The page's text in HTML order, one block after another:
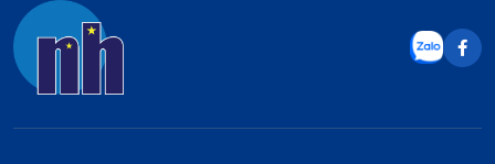
phẩm-dược phẩm, chất lượng cao,
hạn sử dụng 5-8 năm dễ dàng bảo
quản. Ứng dụng đa ngành nghề
như: thực phẩm, dược phẩm, mỹ
phẩm, Công nghiệp...
phẩm, chất
5-8 năm dễ dàng
dụng đa ngành